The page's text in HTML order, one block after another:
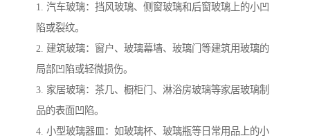
1. 汽车玻璃：挡风玻璃、侧窗玻璃和后窗玻璃上的小凹
陷或裂纹。
2. 建筑玻璃：窗户、玻璃幕墙、玻璃门等建筑用玻璃的
局部凹陷或轻微损伤。
3. 家居玻璃：茶几、橱柜门、淋浴房玻璃等家居玻璃制
品的表面凹陷。
4. 小型玻璃器皿：如玻璃杯、玻璃瓶等日常用品上的小